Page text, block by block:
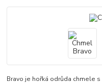
Bravo je hořká odrůda chmele